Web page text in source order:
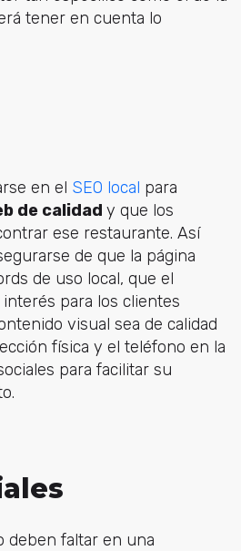
tener en cuenta lo
en el SEO local para
de calidad y que los
ese restaurante. Así
de que la página
de uso local, que el
para los clientes
visual sea de calidad
física y el teléfono en la
para facilitar su
deben faltar en una